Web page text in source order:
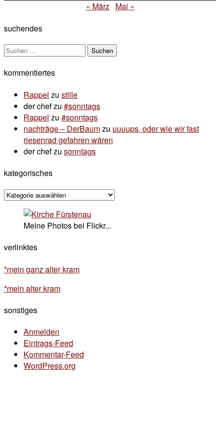
« März Mai »
suchendes
Suchen
kommentiertes
Rappel zu stille
der chefzu #sonntags
Rappel zu #sonntags
nachträge – DerBaumzu uuuups, oder wie wir fast
riesenrad gefahren wären
der chefzu sonntags
kategorisches
kategorisches
Meine Photos bei Flickr...
verlinktes
*mein ganz alter kram
*mein alter kram
sonstiges
Anmelden
Eintrags-Feed
Kommentar-Feed
WordPress.org